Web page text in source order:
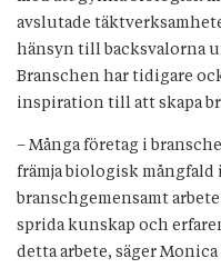
avslutade
hänsyn till backsvalorna
Branschen har tidigare
inspiration till att skapa
– Många företag i
främja biologisk mångfald
branschgemensamt
sprida kunskap och
detta arbete, säger